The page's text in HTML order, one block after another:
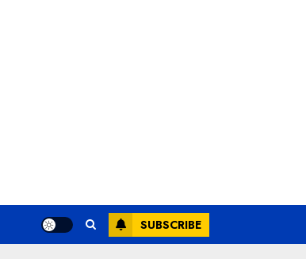
SUBSCRIBE